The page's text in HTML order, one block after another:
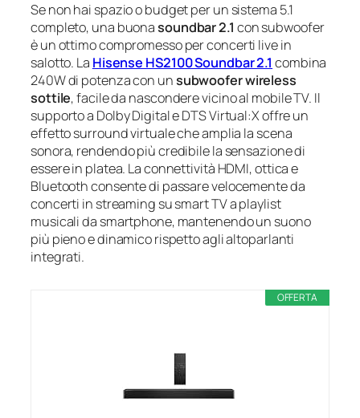
Se non hai spazio o budget per un sistema 5.1
completo, una buonasoundbar 2.1 con subwoofer
è un ottimo compromesso per concerti live in
salotto. La Hisense HS2100 Soundbar 2.1 combina
240W di potenza con unsubwoofer wireless
sottile, facile da nascondere vicino al mobile TV. Il
supporto a Dolby Digital e DTS Virtual:X offre un
effetto surround virtuale che amplia la scena
sonora, rendendo più credibile la sensazione di
essere in platea. La connettività HDMI, ottica e
Bluetooth consente di passare velocemente da
concerti in streaming su smart TV a playlist
musicali da smartphone, mantenendo un suono
più pieno e dinamico rispetto agli altoparlanti
integrati.
OFFERTA